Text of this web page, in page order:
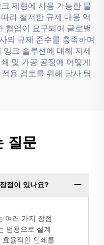
제형에 사용 가능한 물
라 철저한 규제 대응 역
협업이 요구되어 글로벌
의 규제 준수를 충족하며
크 솔루션에 대해 자세
및 가공 공정에 어떻게
용 검토를 위해 당사 팀
질문
점이 있나요?
여러 가지 장점
범용으로 설계
율적인 인쇄를